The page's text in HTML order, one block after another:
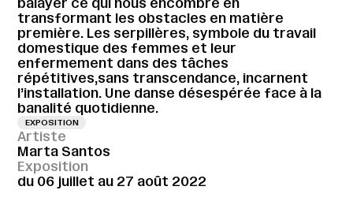
transformant les obstacles en matière
première. Les serpillères, symbole du travail
domestique des femmes et leur
enfermement dans des tâches
répétitives,sans transcendance, incarnent
l’installation. Une danse désespérée face à la
banalité quotidienne.
EXPOSITION
Artiste
Marta Santos
Exposition
du 06 juillet au 27 août 2022